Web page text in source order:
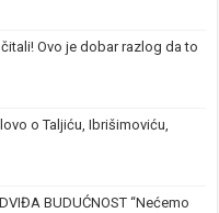
Ovo je dobar razlog da to
o Taljiću, Ibrišimoviću,
BUDUĆNOST “Nećemo